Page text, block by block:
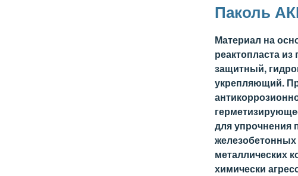
Паколь
Материал на
реактопласта
защитный,
укрепляющий.
для упрочнения
металлических
химически